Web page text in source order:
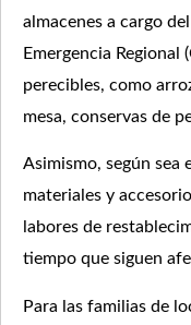
almacenes a cargo
Emergencia Regional
perecibles, como
mesa, conservas de
Asimismo, según sea
materiales y
labores de
tiempo que siguen
Para las familias de